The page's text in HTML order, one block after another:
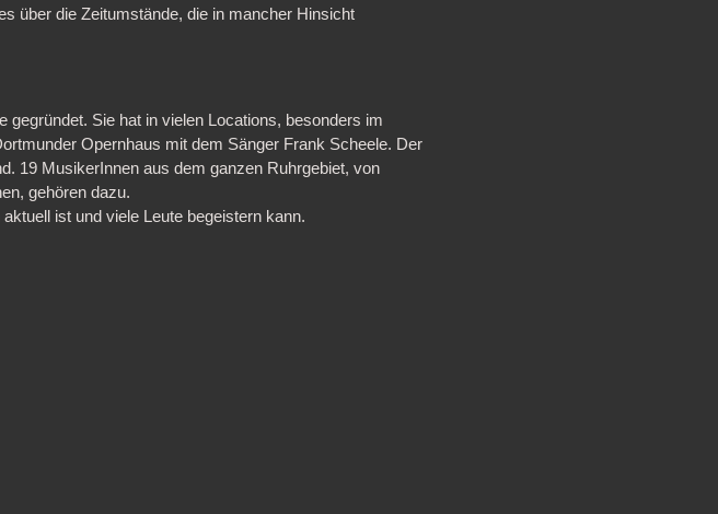
über die Zeitumstände, die in mancher Hinsicht
gegründet. Sie hat in vielen Locations, besonders im
Opernhaus mit dem Sänger Frank Scheele. Der
19 MusikerInnen aus dem ganzen Ruhrgebiet, von
gehören dazu.
ist und viele Leute begeistern kann.